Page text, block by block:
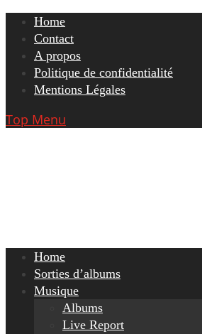
Skip
content
Home
Contact
A propos
Politique de confidentialité
Mentions Légales
Top Menu
Home
Sorties d’albums
Musique
Albums
Live Report